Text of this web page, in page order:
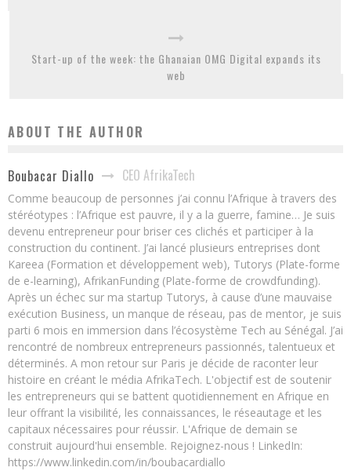
Start-up of the week: the Ghanaian OMG Digital expands its
web
ABOUT THE AUTHOR
Boubacar Diallo CEO AfrikaTech
Comme beaucoup de personnes j’ai connu l’Afrique à travers des
stéréotypes : l’Afrique est pauvre, il y a la guerre, famine… Je suis
devenu entrepreneur pour briser ces clichés et participer à la
construction du continent. J’ai lancé plusieurs entreprises dont
Kareea (Formation et développement web), Tutorys (Plate-forme
de e-learning), AfrikanFunding (Plate-forme de crowdfunding).
Après un échec sur ma startup Tutorys, à cause d’une mauvaise
exécution Business, un manque de réseau, pas de mentor, je suis
parti 6 mois en immersion dans l’écosystème Tech au Sénégal. J’ai
rencontré de nombreux entrepreneurs passionnés, talentueux et
déterminés. A mon retour sur Paris je décide de raconter leur
histoire en créant le média AfrikaTech. L'objectif est de soutenir
les entrepreneurs qui se battent quotidiennement en Afrique en
leur offrant la visibilité, les connaissances, le réseautage et les
capitaux nécessaires pour réussir. L'Afrique de demain se
construit aujourd'hui ensemble. Rejoignez-nous ! LinkedIn:
https://www.linkedin.com/in/boubacardiallo